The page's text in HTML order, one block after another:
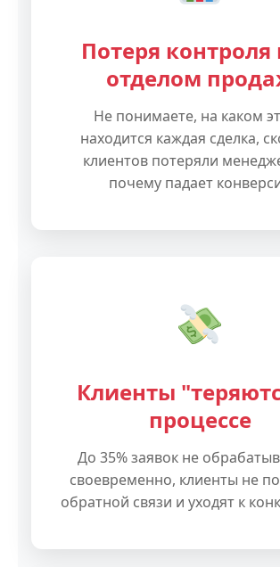
Потеря контроля
отделом
Не понимаете, на каком
находится каждая сделка,
клиентов потеряли
почему падает
Клиенты
процессе
До 35% заявок не
своевременно, клиенты не
обратной связи и уходят к